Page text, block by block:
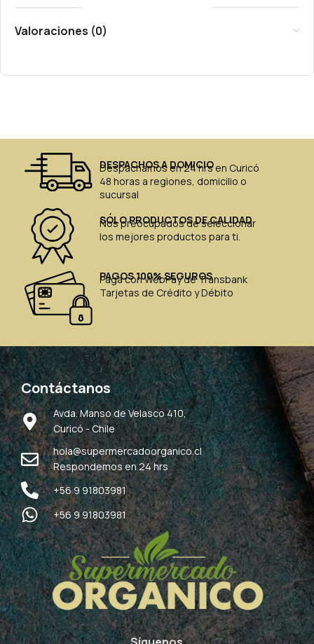
Valoraciones (0)
DESPACHOS A DOMICIO
Despachamos en 24 hrs en Curicó
48 horas a regiones, domicilio o
sucursal
SÓLO PRODUCTOS DE CALIDAD
Nos preocupados de seleccionar
los mejores productos para ti.
PAGOS 100% SEGUROS
Paga con WebPay de Transbank
Tarjetas de Crédito y Débito
Contáctanos
Avda. Manso de Velasco 410,
Curicó - Chile
hola@supermercadoorganico.cl
Respondemos en 24 hrs
+56 9 91803981
+56 9 91803981